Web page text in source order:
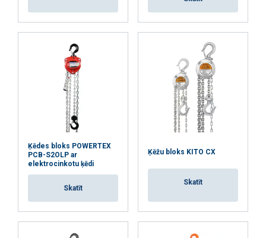
Ķēdes bloks POWERTEX
PCB-S2OLP ar
elektrocinkotu ķēdi
Skatīt
Ķēžu bloks KITO CX
Skatīt